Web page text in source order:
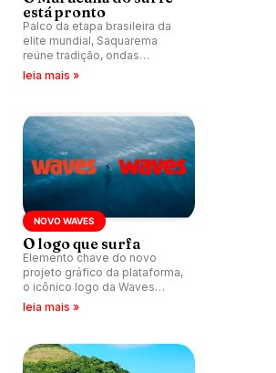
está pronto
Palco da etapa brasileira da
elite mundial, Saquarema
reúne tradição, ondas
icônicas, torcida única e uma
campeões.
leia mais »
NOVO WAVES
O logo que surfa
Elemento chave do novo
projeto gráfico da plataforma,
o icônico logo da Waves
ganha forma de ondulação.
leia mais »